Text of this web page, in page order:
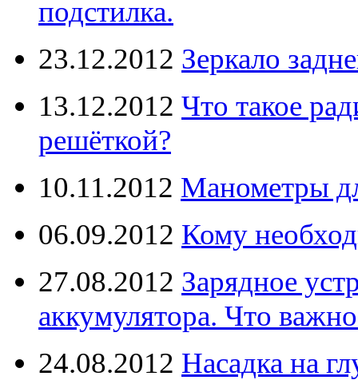
подстилка.
23.12.2012 Зеркало
13.12.2012 Что такое
решёткой?
10.11.2012 Манометры
06.09.2012 Кому
27.08.2012 Зарядное
аккумулятора. Что
24.08.2012 Насадка на